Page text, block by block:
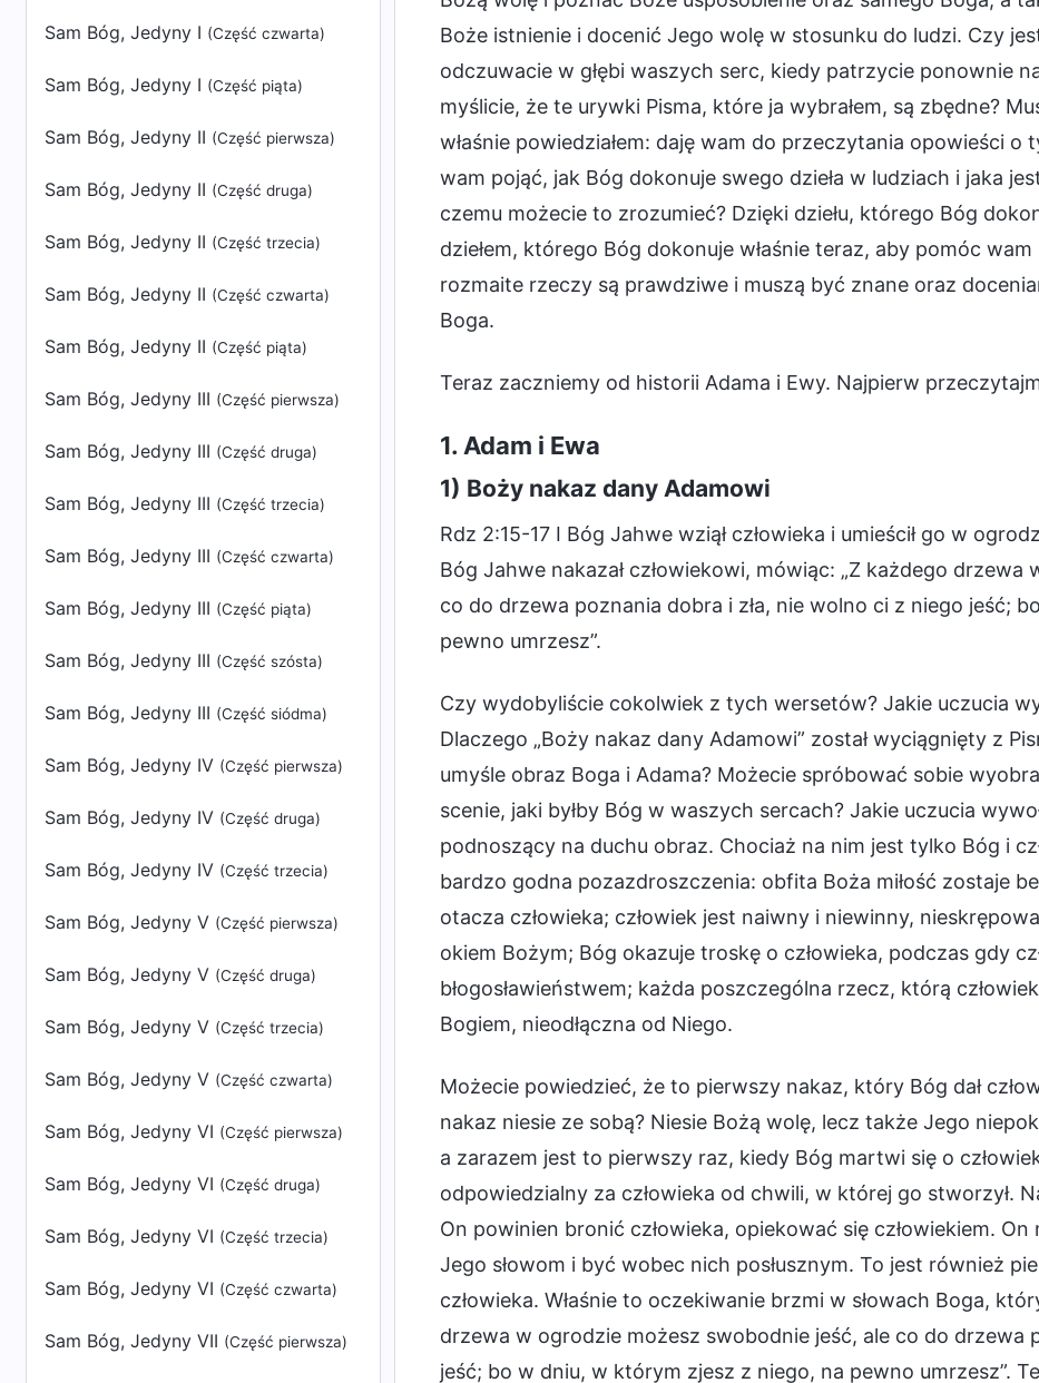
Sam Bóg, Jedyny I (Część czwarta)
Sam Bóg, Jedyny I (Część piąta)
Sam Bóg, Jedyny II (Część pierwsza)
Sam Bóg, Jedyny II (Część druga)
Sam Bóg, Jedyny II (Część trzecia)
Sam Bóg, Jedyny II (Część czwarta)
Sam Bóg, Jedyny II (Część piąta)
Sam Bóg, Jedyny III (Część pierwsza)
Sam Bóg, Jedyny III (Część druga)
Sam Bóg, Jedyny III (Część trzecia)
Sam Bóg, Jedyny III (Część czwarta)
Sam Bóg, Jedyny III (Część piąta)
Sam Bóg, Jedyny III (Część szósta)
Sam Bóg, Jedyny III (Część siódma)
Sam Bóg, Jedyny IV (Część pierwsza)
Sam Bóg, Jedyny IV (Część druga)
Sam Bóg, Jedyny IV (Część trzecia)
Sam Bóg, Jedyny V (Część pierwsza)
Sam Bóg, Jedyny V (Część druga)
Sam Bóg, Jedyny V (Część trzecia)
Sam Bóg, Jedyny V (Część czwarta)
Sam Bóg, Jedyny VI (Część pierwsza)
Sam Bóg, Jedyny VI (Część druga)
Sam Bóg, Jedyny VI (Część trzecia)
Sam Bóg, Jedyny VI (Część czwarta)
Sam Bóg, Jedyny VII (Część pierwsza)
Boże istnienie i docenić Jego wolę w stosunku do ludzi. Czy
odczuwacie w głębi waszych serc, kiedy patrzycie ponownie
myślicie, że te urywki Pisma, które ja wybrałem, są zbędne?
właśnie powiedziałem: daję wam do przeczytania opowieści
wam pojąć, jak Bóg dokonuje swego dzieła w ludziach i jaka
czemu możecie to zrozumieć? Dzięki dziełu, którego Bóg
dziełem, którego Bóg dokonuje właśnie teraz, aby pomóc
rozmaite rzeczy są prawdziwe i muszą być znane oraz
Boga.
Teraz zaczniemy od historii Adama i Ewy. Najpierw
1. Adam i Ewa
1) Boży nakaz dany Adamowi
Rdz 2:15-17 I Bóg Jahwe wziął człowieka i umieścił go w
Bóg Jahwe nakazał człowiekowi, mówiąc: „Z każdego
co do drzewa poznania dobra i zła, nie wolno ci z niego jeść;
pewno umrzesz”.
Czy wydobyliście cokolwiek z tych wersetów? Jakie uczucia
Dlaczego „Boży nakaz dany Adamowi” został wyciągnięty z
umyśle obraz Boga i Adama? Możecie spróbować sobie
scenie, jaki byłby Bóg w waszych sercach? Jakie uczucia
podnoszący na duchu obraz. Chociaż na nim jest tylko Bóg i
bardzo godna pozazdroszczenia: obfita Boża miłość zostaje
otacza człowieka; człowiek jest naiwny i niewinny,
okiem Bożym; Bóg okazuje troskę o człowieka, podczas gdy
błogosławieństwem; każda poszczególna rzecz, którą
Bogiem, nieodłączna od Niego.
Możecie powiedzieć, że to pierwszy nakaz, który Bóg dał
nakaz niesie ze sobą? Niesie Bożą wolę, lecz także Jego
a zarazem jest to pierwszy raz, kiedy Bóg martwi się o
odpowiedzialny za człowieka od chwili, w której go stworzył.
On powinien bronić człowieka, opiekować się człowiekiem.
Jego słowom i być wobec nich posłusznym. To jest również
człowieka. Właśnie to oczekiwanie brzmi w słowach Boga,
drzewa w ogrodzie możesz swobodnie jeść, ale co do drzewa
jeść; bo w dniu, w którym zjesz z niego, na pewno umrzesz”.